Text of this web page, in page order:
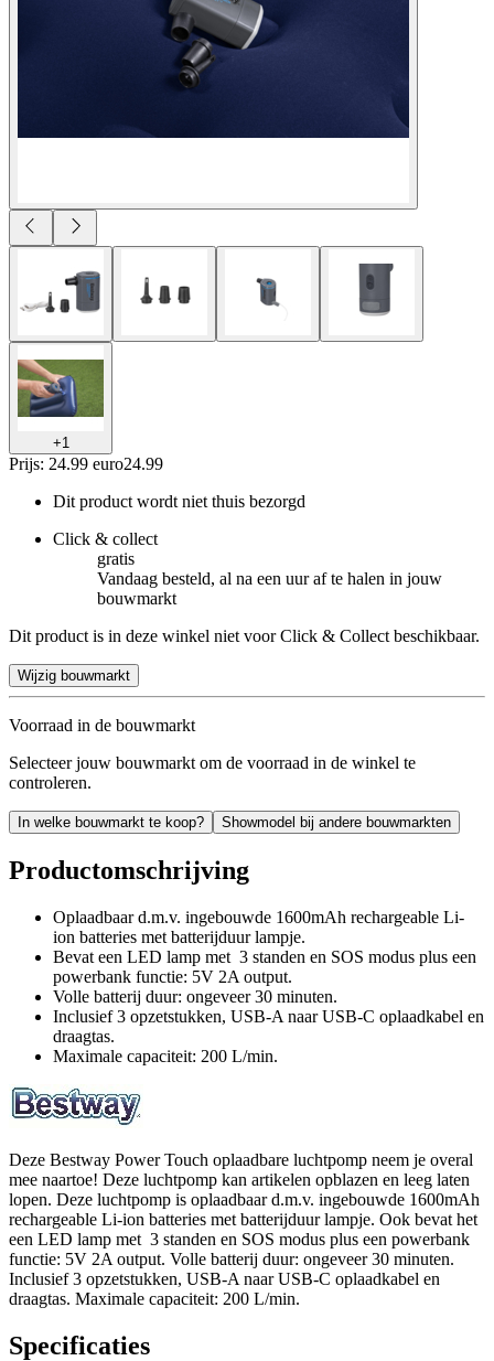
+1
Prijs: 24.99 euro24.99
Dit product wordt niet thuis bezorgd
Click & collect
gratis
Vandaag besteld, al na een uur af te halen in jouw
bouwmarkt
Dit product is in deze winkel niet voor Click & Collect beschikbaar.
Wijzig bouwmarkt
Voorraad in de bouwmarkt
Selecteer jouw bouwmarkt om de voorraad in de winkel te
controleren.
In welke bouwmarkt te koop? Showmodel bij andere bouwmarkten
Productomschrijving
Oplaadbaar d.m.v. ingebouwde 1600mAh rechargeable Li-
ion batteries met batterijduur lampje.
Bevat een LED lamp met 3 standen en SOS modus plus een
powerbank functie: 5V 2A output.
Volle batterij duur: ongeveer 30 minuten.
Inclusief 3 opzetstukken, USB-A naar USB-C oplaadkabel en
draagtas.
Maximale capaciteit: 200 L/min.
Deze Bestway Power Touch oplaadbare luchtpomp neem je overal
mee naartoe! Deze luchtpomp kan artikelen opblazen en leeg laten
lopen. Deze luchtpomp is oplaadbaar d.m.v. ingebouwde 1600mAh
rechargeable Li-ion batteries met batterijduur lampje. Ook bevat het
een LED lamp met 3 standen en SOS modus plus een powerbank
functie: 5V 2A output. Volle batterij duur: ongeveer 30 minuten.
Inclusief 3 opzetstukken, USB-A naar USB-C oplaadkabel en
draagtas. Maximale capaciteit: 200 L/min.
Specificaties